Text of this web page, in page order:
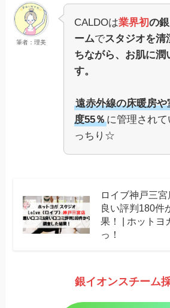
筆者：理美
CALDOは業界初の
ームでスタジオを清
ちながら、お肌に潤
す。
遠赤外線の床暖房
度55％に管理され
っちり☆
ロイブ神戸三
良い評判180件
果！ | ホットヨ
っ！
銀イオンスチーム